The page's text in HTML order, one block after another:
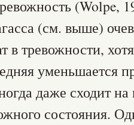
(Wolpe,
(см. выше)
в тревожности,
уменьшается
даже сходит
состояния.